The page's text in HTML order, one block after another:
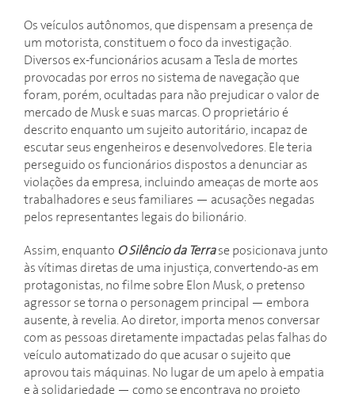
Os veículos autônomos, que dispensam a presença de
um motorista, constituem o foco da investigação.
Diversos ex-funcionários acusam a Tesla de mortes
provocadas por erros no sistema de navegação que
foram, porém, ocultadas para não prejudicar o valor de
mercado de Musk e suas marcas. O proprietário é
descrito enquanto um sujeito autoritário, incapaz de
escutar seus engenheiros e desenvolvedores. Ele teria
perseguido os funcionários dispostos a denunciar as
violações da empresa, incluindo ameaças de morte aos
trabalhadores e seus familiares — acusações negadas
pelos representantes legais do bilionário.
Assim, enquanto O Silêncio da Terrase posicionava junto
às vítimas diretas de uma injustiça, convertendo-as em
protagonistas, no filme sobre Elon Musk, o pretenso
agressor se torna o personagem principal — embora
ausente, à revelia. Ao diretor, importa menos conversar
com as pessoas diretamente impactadas pelas falhas do
veículo automatizado do que acusar o sujeito que
aprovou tais máquinas. No lugar de um apelo à empatia
e à solidariedade — como se encontrava no projeto